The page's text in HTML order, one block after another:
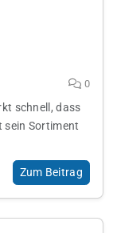
0
schnell, dass
Sortiment
Zum Beitrag